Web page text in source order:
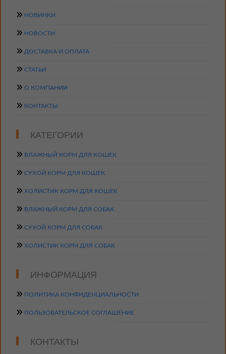
НОВИНКИ
НОВОСТИ
ДОСТАВКА И ОПЛАТА
СТАТЬИ
О КОМПАНИИ
КОНТАКТЫ
КАТЕГОРИИ
ВЛАЖНЫЙ КОРМ ДЛЯ КОШЕК
СУХОЙ КОРМ ДЛЯ КОШЕК
ХОЛИСТИК КОРМ ДЛЯ КОШЕК
ВЛАЖНЫЙ КОРМ ДЛЯ СОБАК
СУХОЙ КОРМ ДЛЯ СОБАК
ХОЛИСТИК КОРМ ДЛЯ СОБАК
ИНФОРМАЦИЯ
ПОЛИТИКА КОНФИДЕНЦИАЛЬНОСТИ
ПОЛЬЗОВАТЕЛЬСКОЕ СОГЛАШЕНИЕ
КОНТАКТЫ